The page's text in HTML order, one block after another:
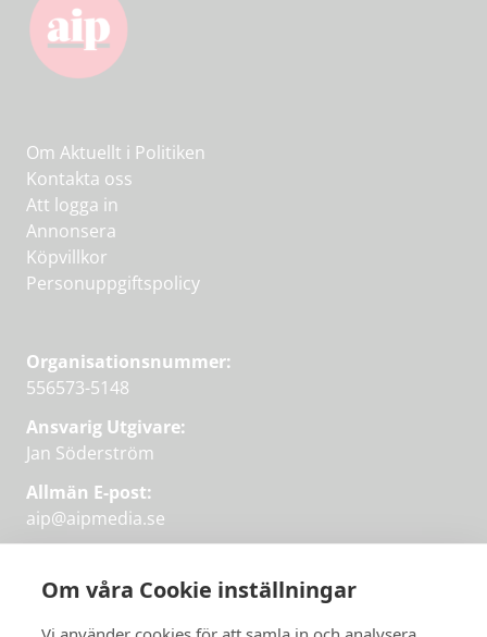
Om våra Cookie inställningar
Om Aktuellt i Politiken
Kontakta oss
Att logga in
Annonsera
Köpvillkor
Personuppgiftspolicy
Organisationsnummer:
556573-5148
Ansvarig Utgivare:
Jan Söderström
Allmän E-post:
aip@aipmedia.se
aip@flowyinfo.seeller 08-1210 60 40.